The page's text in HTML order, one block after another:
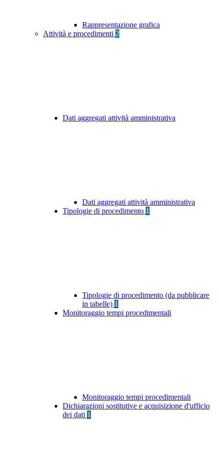
Rappresentazione grafica
Attività e procedimenti 2
Dati aggregati attività amministrativa
Dati aggregati attività amministrativa
Tipologie di procedimento 1
Tipologie di procedimento (da pubblicare
in tabelle) 1
Monitoraggio tempi procedimentali
Monitoraggio tempi procedimentali
Dichiarazioni sostitutive e acquisizione d'ufficio
dei dati 1